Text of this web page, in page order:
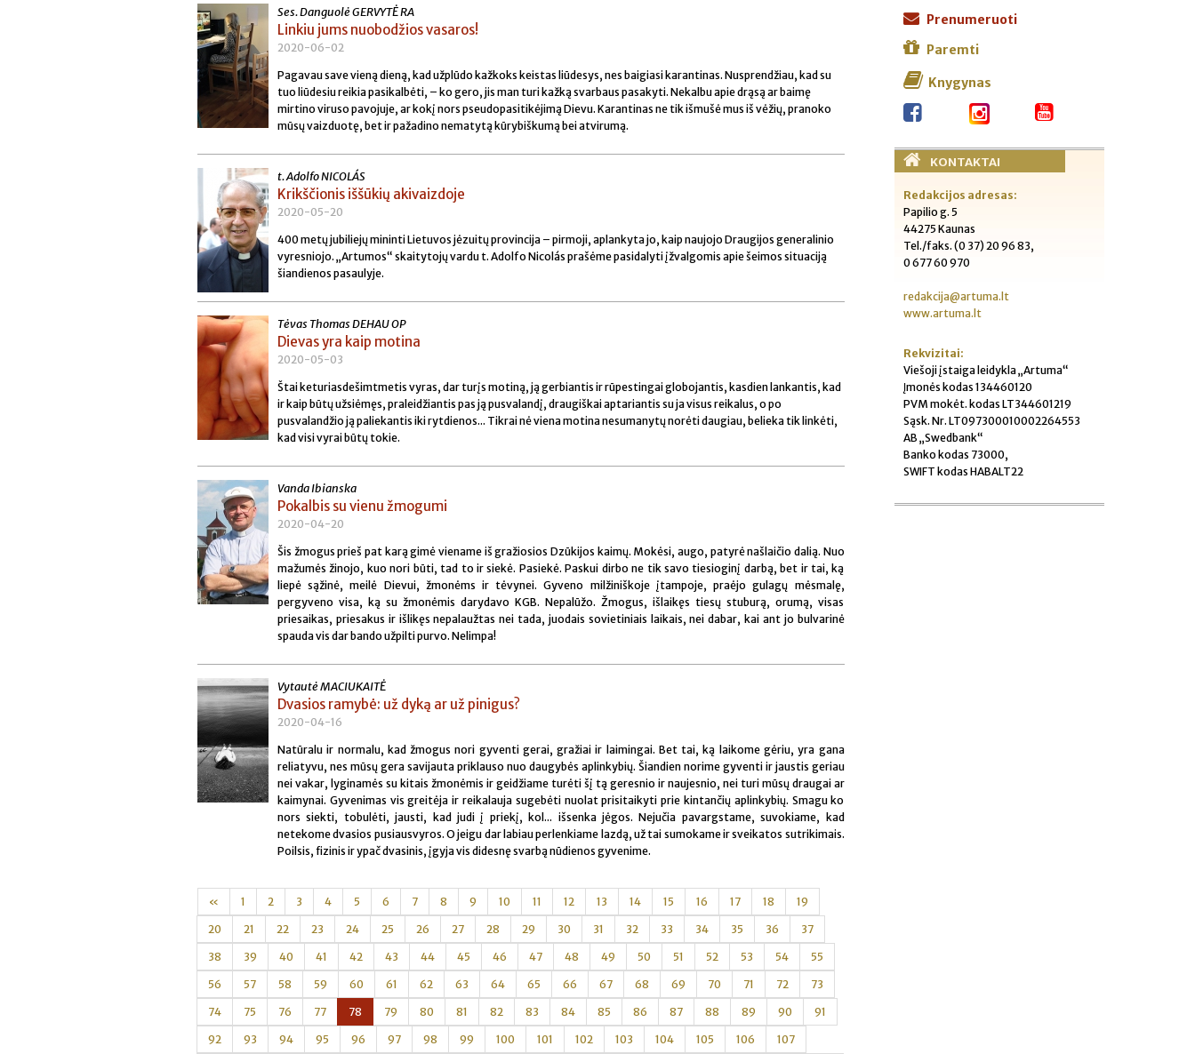
Ses. Danguolė GERVYTĖ RA
Linkiu jums nuobodžios vasaros!
2020-06-02
Pagavau save vieną dieną, kad užplūdo kažkoks keistas liūdesys, nes baigiasi karantinas. Nusprendžiau, kad su
tuo liūdesiu reikia pasikalbėti, – ko gero, jis man turi kažką svarbaus pasakyti. Nekalbu apie drąsą ar baimę
mirtino viruso pavojuje, ar kokį nors pseudopasitikėjimą Dievu. Karantinas ne tik išmušė mus iš vėžių, pranoko
mūsų vaizduotę, bet ir pažadino nematytą kūrybiškumą bei atvirumą.
t. Adolfo NICOLÁS
Krikščionis iššūkių akivaizdoje
2020-05-20
400 metų jubiliejų mininti Lietuvos jėzuitų provincija – pirmoji, aplankyta jo, kaip naujojo Draugijos generalinio
vyresniojo. „Artumos“ skaitytojų vardu t. Adolfo Nicolás prašėme pasidalyti įžvalgomis apie šeimos situaciją
šiandienos pasaulyje.
Tėvas Thomas DEHAU OP
Dievas yra kaip motina
2020-05-03
Štai keturiasdešimtmetis vyras, dar turįs motiną, ją gerbiantis ir rūpestingai globojantis, kasdien lankantis, kad
ir kaip būtų užsiėmęs, praleidžiantis pas ją pusvalandį, draugiškai aptariantis su ja visus reikalus, o po
pusvalandžio ją paliekantis iki rytdienos... Tikrai nė viena motina nesumanytų norėti daugiau, belieka tik linkėti,
kad visi vyrai būtų tokie.
Vanda Ibianska
Pokalbis su vienu žmogumi
2020-04-20
Šis žmogus prieš pat karą gimė viename iš gražiosios Dzūkijos kaimų. Mokėsi, augo, patyrė našlaičio dalią. Nuo
mažumės žinojo, kuo nori būti, tad to ir siekė. Pasiekė. Paskui dirbo ne tik savo tiesioginį darbą, bet ir tai, ką
liepė sąžinė, meilė Dievui, žmonėms ir tėvynei. Gyveno milžiniškoje įtampoje, praėjo gulagų mėsmalę,
pergyveno visa, ką su žmonėmis darydavo KGB. Nepalūžo. Žmogus, išlaikęs tiesų stuburą, orumą, visas
priesaikas, priesakus ir išlikęs nepalaužtas nei tada, juodais sovietiniais laikais, nei dabar, kai ant jo bulvarinė
spauda vis dar bando užpilti purvo. Nelimpa!
Vytautė MACIUKAITĖ
Dvasios ramybė: už dyką ar už pinigus?
2020-04-16
Natūralu ir normalu, kad žmogus nori gyventi gerai, gražiai ir laimingai. Bet tai, ką laikome gėriu, yra gana
reliatyvu, nes mūsų gera savijauta priklauso nuo daugybės aplinkybių. Šiandien norime gyventi ir jaustis geriau
nei vakar, lyginamės su kitais žmonėmis ir geidžiame turėti šį tą geresnio ir naujesnio, nei turi mūsų draugai ar
kaimynai. Gyvenimas vis greitėja ir reikalauja sugebėti nuolat prisitaikyti prie kintančių aplinkybių. Smagu ko
nors siekti, tobulėti, jausti, kad judi į priekį, kol... išsenka jėgos. Nejučia pavargstame, suvokiame, kad
netekome dvasios pusiausvyros. O jeigu dar labiau perlenkiame lazdą, už tai sumokame ir sveikatos sutrikimais.
Poilsis, fizinis ir ypač dvasinis, įgyja vis didesnę svarbą nūdienos gyvenime.
« 1 2 3 4 5 6 7 8 9 10 11 12 13 14 15 16 17 18 19
20 21 22 23 24 25 26 27 28 29 30 31 32 33 34 35 36 37
38 39 40 41 42 43 44 45 46 47 48 49 50 51 52 53 54 55
56 57 58 59 60 61 62 63 64 65 66 67 68 69 70 71 72 73
74 75 76 77 78 79 80 81 82 83 84 85 86 87 88 89 90 91
92 93 94 95 96 97 98 99 100 101 102 103 104 105 106 107
Prenumeruoti
Paremti
Knygynas
KONTAKTAI
Redakcijos adresas:
Papilio g. 5
44275 Kaunas
Tel./faks. (0 37) 20 96 83,
0 677 60 970
redakcija@artuma.lt
www.artuma.lt
Rekvizitai:
Viešoji įstaiga leidykla „Artuma“
Įmonės kodas 134460120
PVM mokėt. kodas LT344601219
Sąsk. Nr. LT097300010002264553
AB „Swedbank“
Banko kodas 73000,
SWIFT kodas HABALT22